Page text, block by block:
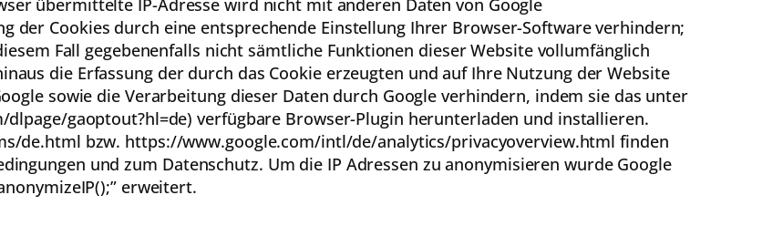
übermittelte IP-Adresse wird nicht mit anderen Daten von Google
der Cookies durch eine entsprechende Einstellung Ihrer Browser-Software verhindern;
Fall gegebenenfalls nicht sämtliche Funktionen dieser Website vollumfänglich
die Erfassung der durch das Cookie erzeugten und auf Ihre Nutzung der Website
sowie die Verarbeitung dieser Daten durch Google verhindern, indem sie das unter
gaoptout?hl=de) verfügbare Browser-Plugin herunterladen und installieren.
de.html bzw. https://www.google.com/intl/de/analytics/privacyoverview.html finden
und zum Datenschutz. Um die IP Adressen zu anonymisieren wurde Google
erweitert.